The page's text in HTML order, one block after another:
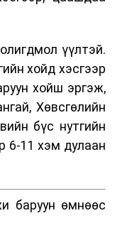
үүлтэй.
хойд хэсгээр
хойш эргэж,
Хөвсгөлийн
бүс нутгийн
6-11 хэм дулаан
баруун өмнөөс